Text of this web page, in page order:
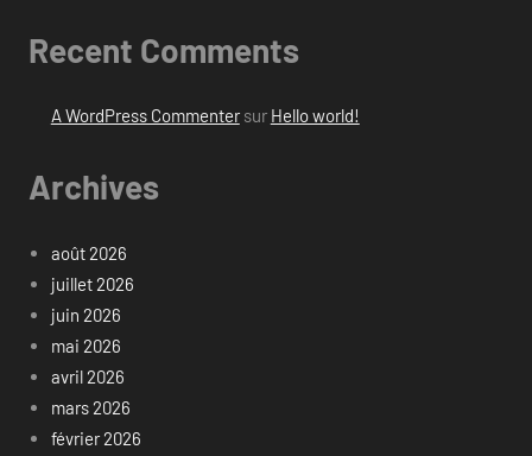
Recent Comments
A WordPress Commentersur Hello world!
Archives
août 2026
juillet 2026
juin 2026
mai 2026
avril 2026
mars 2026
février 2026